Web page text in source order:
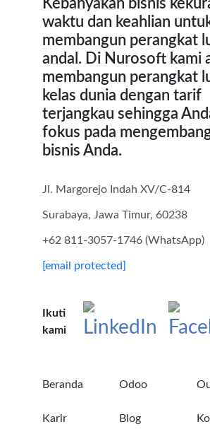
Kebanyakan bisnis
waktu dan keahlian
membangun perangkat
andal. Di Nurosoft kami
membangun perangkat
kelas dunia dengan tarif
terjangkau sehingga
fokus pada
bisnis Anda.
Jl. Margorejo Indah XV/C-814
Surabaya, Jawa Timur, 60238
+62 811-3057-1746 (WhatsApp)
[email protected]
Ikuti
kami
Beranda
Karir
Odoo
Blog